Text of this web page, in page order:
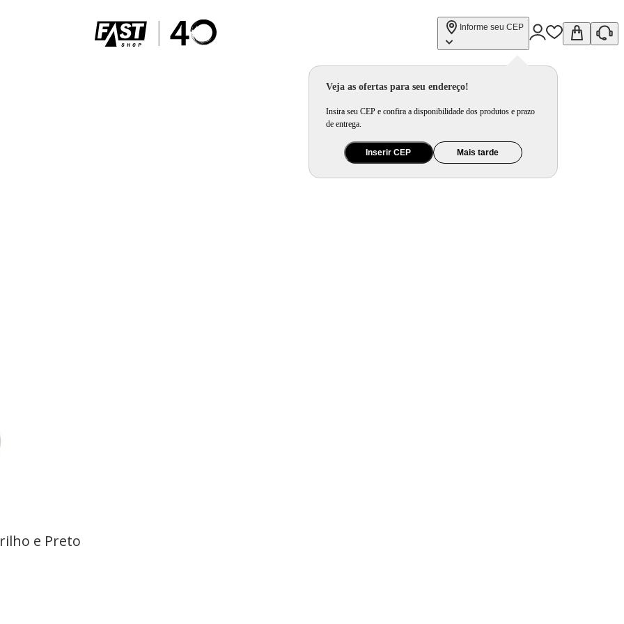
Informe seu CEP
Veja as ofertas para seu endereço!
Insira seu CEP e confira a disponibilidade dos produtos e prazo
de entrega.
Inserir CEP Mais tarde
e Preto